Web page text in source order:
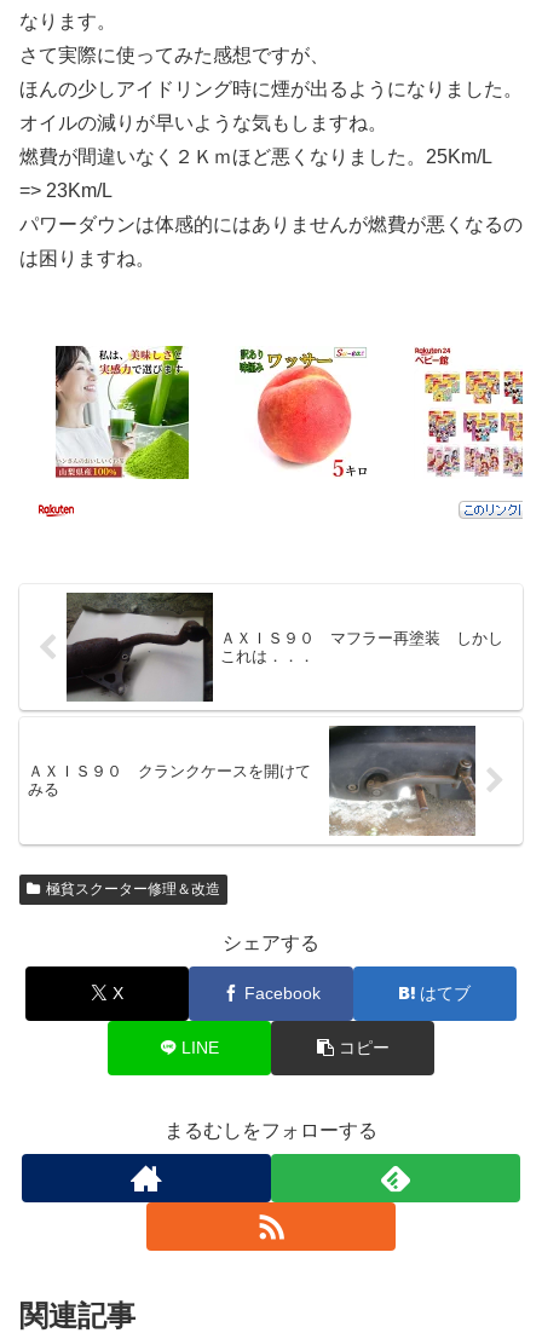
なります。
さて実際に使ってみた感想ですが、
ほんの少しアイドリング時に煙が出るようになりました。
オイルの減りが早いような気もしますね。
燃費が間違いなく２Ｋｍほど悪くなりました。25Km/L
=> 23Km/L
パワーダウンは体感的にはありませんが燃費が悪くなるの
は困りますね。
ＡＸＩＳ９０ マフラー再塗装 しかし
これは．．．
ＡＸＩＳ９０ クランクケースを開けて
みる
極貧スクーター修理＆改造
シェアする
X Facebook はてブ
LINE コピー
まるむしをフォローする
関連記事